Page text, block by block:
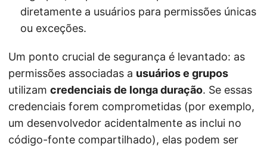
diretamente a usuários para permissões únicas
ou exceções.
Um ponto crucial de segurança é levantado: as
permissões associadas a usuários e grupos
utilizam credenciais de longa duração. Se essas
credenciais forem comprometidas (por exemplo,
um desenvolvedor acidentalmente as inclui no
código-fonte compartilhado), elas podem ser